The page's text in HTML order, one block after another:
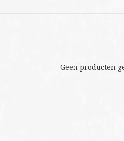
Geen producten